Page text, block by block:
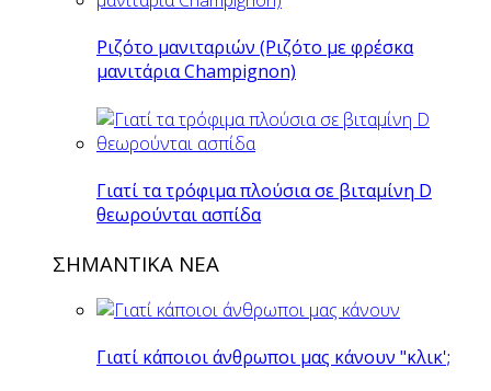
Ριζότο μανιταριών (Ριζότο με φρέσκα
μανιτάρια Champignon)
Γιατί τα τρόφιμα πλούσια σε βιταμίνη D
θεωρούνται ασπίδα
ΣΗΜΑΝΤΙΚΑ ΝΕΑ
Γιατί κάποιοι άνθρωποι μας κάνουν "κλικ';